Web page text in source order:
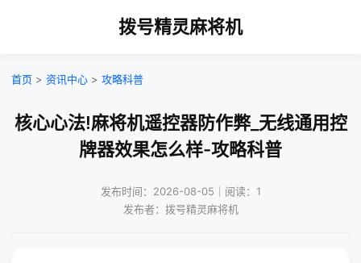
拨号精灵麻将机
首页 > 资讯中心 > 攻略科普
核心心法!麻将机遥控器防作弊_无线通用控
牌器效果怎么样-攻略科普
发布时间：2026-08-05｜阅读：1
发布者：拨号精灵麻将机